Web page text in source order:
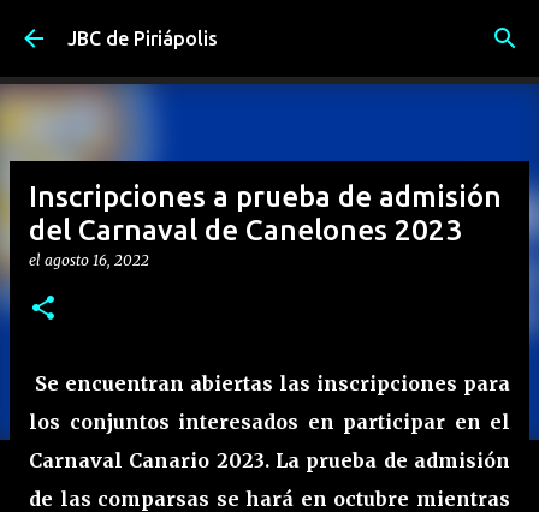
Ir al contenido principal
JBC de Piriápolis
Inscripciones a prueba de admisión
del Carnaval de Canelones 2023
el agosto 16, 2022
Se encuentran abiertas las inscripciones para
los conjuntos interesados en participar en el
Carnaval Canario 2023. La prueba de admisión
de las comparsas se hará en octubre mientras